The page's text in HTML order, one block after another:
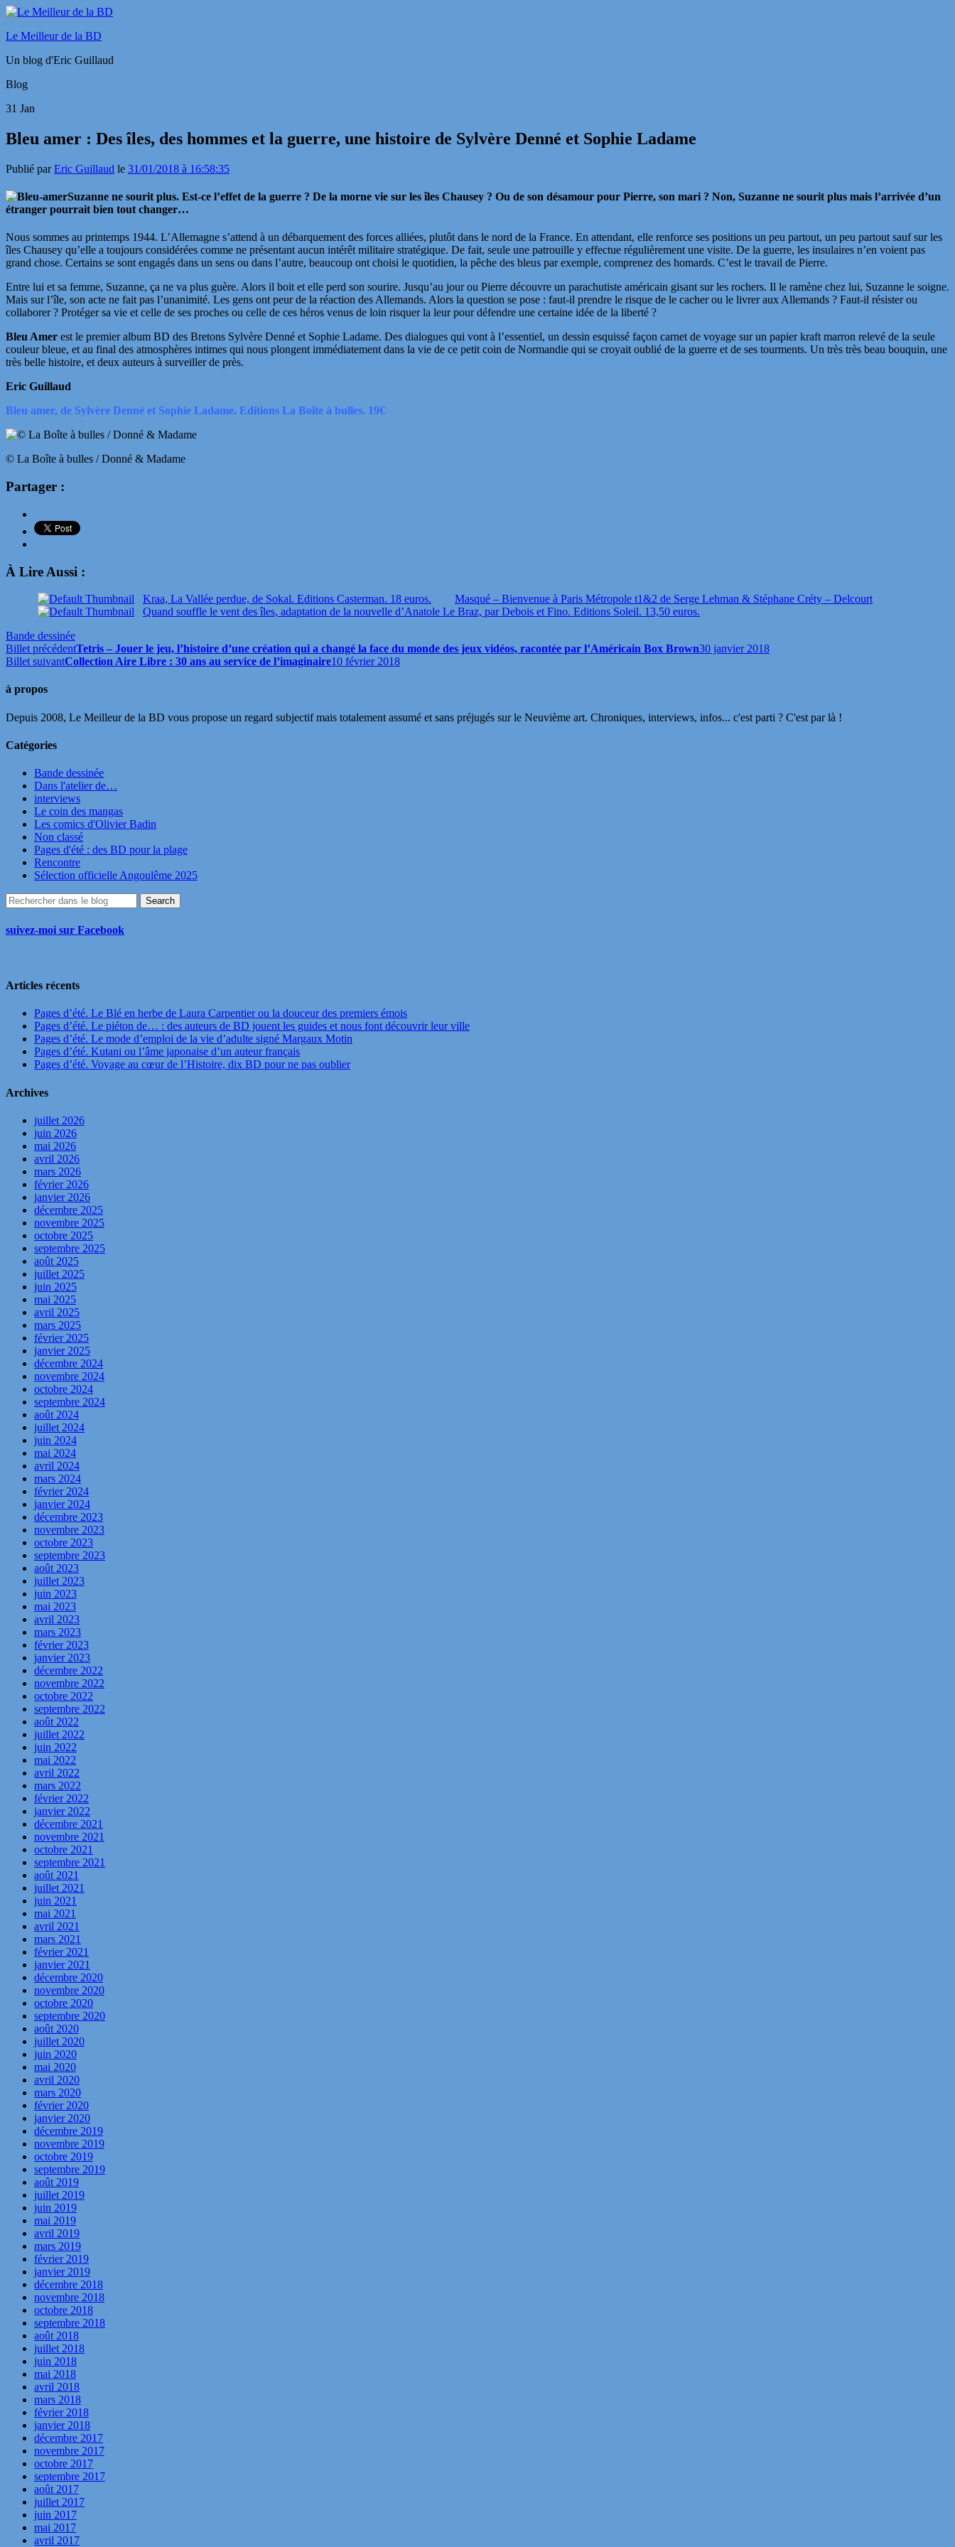
Le Meilleur de la BD
Un blog d'Eric Guillaud
Blog
31 Jan
Bleu amer : Des îles, des hommes et la guerre, une histoire de Sylvère Denné et Sophie Ladame
Publié parEric Guillaud le 31/01/2018 à 16:58:35
Suzanne ne sourit plus. Est-ce l’effet de la guerre ? De la morne vie sur les îles Chausey ? Ou de son désamour pour Pierre, son mari ? Non, Suzanne ne sourit plus mais l’arrivée d’un
étranger pourrait bien tout changer…
Nous sommes au printemps 1944. L’Allemagne s’attend à un débarquement des forces alliées, plutôt dans le nord de la France. En attendant, elle renforce ses positions un peu partout, un peu partout sauf sur les
îles Chausey qu’elle a toujours considérées comme ne présentant aucun intérêt militaire stratégique. De fait, seule une patrouille y effectue régulièrement une visite. De la guerre, les insulaires n’en voient pas
grand chose. Certains se sont engagés dans un sens ou dans l’autre, beaucoup ont choisi le quotidien, la pêche des bleus par exemple, comprenez des homards. C’est le travail de Pierre.
Entre lui et sa femme, Suzanne, ça ne va plus guère. Alors il boit et elle perd son sourire. Jusqu’au jour ou Pierre découvre un parachutiste américain gisant sur les rochers. Il le ramène chez lui, Suzanne le soigne.
Mais sur l’île, son acte ne fait pas l’unanimité. Les gens ont peur de la réaction des Allemands. Alors la question se pose : faut-il prendre le risque de le cacher ou le livrer aux Allemands ? Faut-il résister ou
collaborer ? Protéger sa vie et celle de ses proches ou celle de ces héros venus de loin risquer la leur pour défendre une certaine idée de la liberté ?
Bleu Amer est le premier album BD des Bretons Sylvère Denné et Sophie Ladame. Des dialogues qui vont à l’essentiel, un dessin esquissé façon carnet de voyage sur un papier kraft marron relevé de la seule
couleur bleue, et au final des atmosphères intimes qui nous plongent immédiatement dans la vie de ce petit coin de Normandie qui se croyait oublié de la guerre et de ses tourments. Un très très beau bouquin, une
très belle histoire, et deux auteurs à surveiller de près.
Eric Guillaud
Bleu amer, de Sylvère Denné et Sophie Ladame. Editions La Boîte à bulles. 19€
© La Boîte à bulles / Donné & Madame
Partager :
À Lire Aussi :
Kraa, La Vallée perdue, de Sokal. Editions Casterman. 18 euros.
Masqué – Bienvenue à Paris Métropole t1&2 de Serge Lehman & Stéphane Créty – Delcourt
Quand souffle le vent des îles, adaptation de la nouvelle d’Anatole Le Braz, par Debois et Fino. Editions Soleil. 13,50 euros.
Bande dessinée
Billet précédentTetris – Jouer le jeu, l’histoire d’une création qui a changé la face du monde des jeux vidéos, racontée par l’Américain Box Brown30 janvier 2018
Billet suivantCollection Aire Libre : 30 ans au service de l’imaginaire10 février 2018
à propos
Depuis 2008, Le Meilleur de la BD vous propose un regard subjectif mais totalement assumé et sans préjugés sur le Neuvième art. Chroniques, interviews, infos... c'est parti ? C'est par là !
Catégories
Bande dessinée
Dans l'atelier de…
interviews
Le coin des mangas
Les comics d'Olivier Badin
Non classé
Pages d'été : des BD pour la plage
Rencontre
Sélection officielle Angoulême 2025
suivez-moi sur Facebook
Articles récents
Pages d’été. Le Blé en herbe de Laura Carpentier ou la douceur des premiers émois
Pages d’été. Le piéton de… : des auteurs de BD jouent les guides et nous font découvrir leur ville
Pages d’été. Le mode d’emploi de la vie d’adulte signé Margaux Motin
Pages d’été. Kutani ou l’âme japonaise d’un auteur français
Pages d’été. Voyage au cœur de l’Histoire, dix BD pour ne pas oublier
Archives
juillet 2026
juin 2026
mai 2026
avril 2026
mars 2026
février 2026
janvier 2026
décembre 2025
novembre 2025
octobre 2025
septembre 2025
août 2025
juillet 2025
juin 2025
mai 2025
avril 2025
mars 2025
février 2025
janvier 2025
décembre 2024
novembre 2024
octobre 2024
septembre 2024
août 2024
juillet 2024
juin 2024
mai 2024
avril 2024
mars 2024
février 2024
janvier 2024
décembre 2023
novembre 2023
octobre 2023
septembre 2023
août 2023
juillet 2023
juin 2023
mai 2023
avril 2023
mars 2023
février 2023
janvier 2023
décembre 2022
novembre 2022
octobre 2022
septembre 2022
août 2022
juillet 2022
juin 2022
mai 2022
avril 2022
mars 2022
février 2022
janvier 2022
décembre 2021
novembre 2021
octobre 2021
septembre 2021
août 2021
juillet 2021
juin 2021
mai 2021
avril 2021
mars 2021
février 2021
janvier 2021
décembre 2020
novembre 2020
octobre 2020
septembre 2020
août 2020
juillet 2020
juin 2020
mai 2020
avril 2020
mars 2020
février 2020
janvier 2020
décembre 2019
novembre 2019
octobre 2019
septembre 2019
août 2019
juillet 2019
juin 2019
mai 2019
avril 2019
mars 2019
février 2019
janvier 2019
décembre 2018
novembre 2018
octobre 2018
septembre 2018
août 2018
juillet 2018
juin 2018
mai 2018
avril 2018
mars 2018
février 2018
janvier 2018
décembre 2017
novembre 2017
octobre 2017
septembre 2017
août 2017
juillet 2017
juin 2017
mai 2017
avril 2017